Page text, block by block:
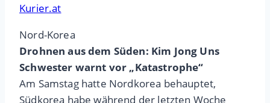
Kurier.at
Nord-Korea
Drohnen aus dem Süden: Kim Jong Uns
Schwester warnt vor „Katastrophe“
Am Samstag hatte Nordkorea behauptet,
Südkorea habe während der letzten Woche